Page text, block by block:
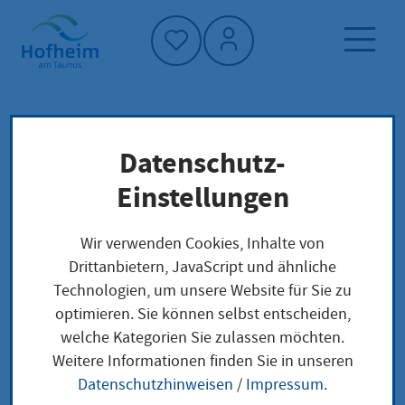
Startseite"
Neuigkeiten und Ausschreibungen
Kostenloser Ofenführerschein für
Hofheimerinnen und Hofheimer
Kostenloser
Datenschutz-
Einstellungen
Wir verwenden Cookies, Inhalte von
Drittanbietern, JavaScript und ähnliche
Technologien, um unsere Website für Sie zu
optimieren. Sie können selbst entscheiden,
welche Kategorien Sie zulassen möchten.
Weitere Informationen finden Sie in unseren
Datenschutzhinweisen / Impressum.